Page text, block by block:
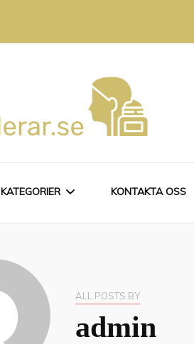
KATEGORIER
HÅRVÅRD
RESA MED BARN
KONTAKTA OSS
ALL POSTS BY
admin